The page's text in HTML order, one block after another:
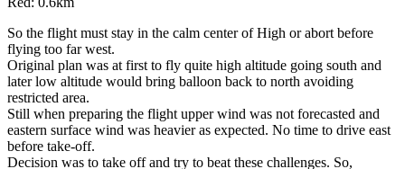
So the flight must stay in the calm center of High or abort before
flying too far west.
Original plan was at first to fly quite high altitude going south and
later low altitude would bring balloon back to north avoiding
restricted area.
Still when preparing the flight upper wind was not forecasted and
eastern surface wind was heavier as expected. No time to drive east
before take-off.
Decision was to take off and try to beat these challenges. So,